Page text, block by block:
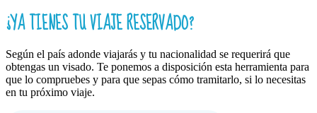
¿YA TIENES TU VIAJE RESERVADO?
Según el país adonde viajarás y tu nacionalidad se requerirá que
obtengas un visado. Te ponemos a disposición esta herramienta para
que lo compruebes y para que sepas cómo tramitarlo, si lo necesitas
en tu próximo viaje.